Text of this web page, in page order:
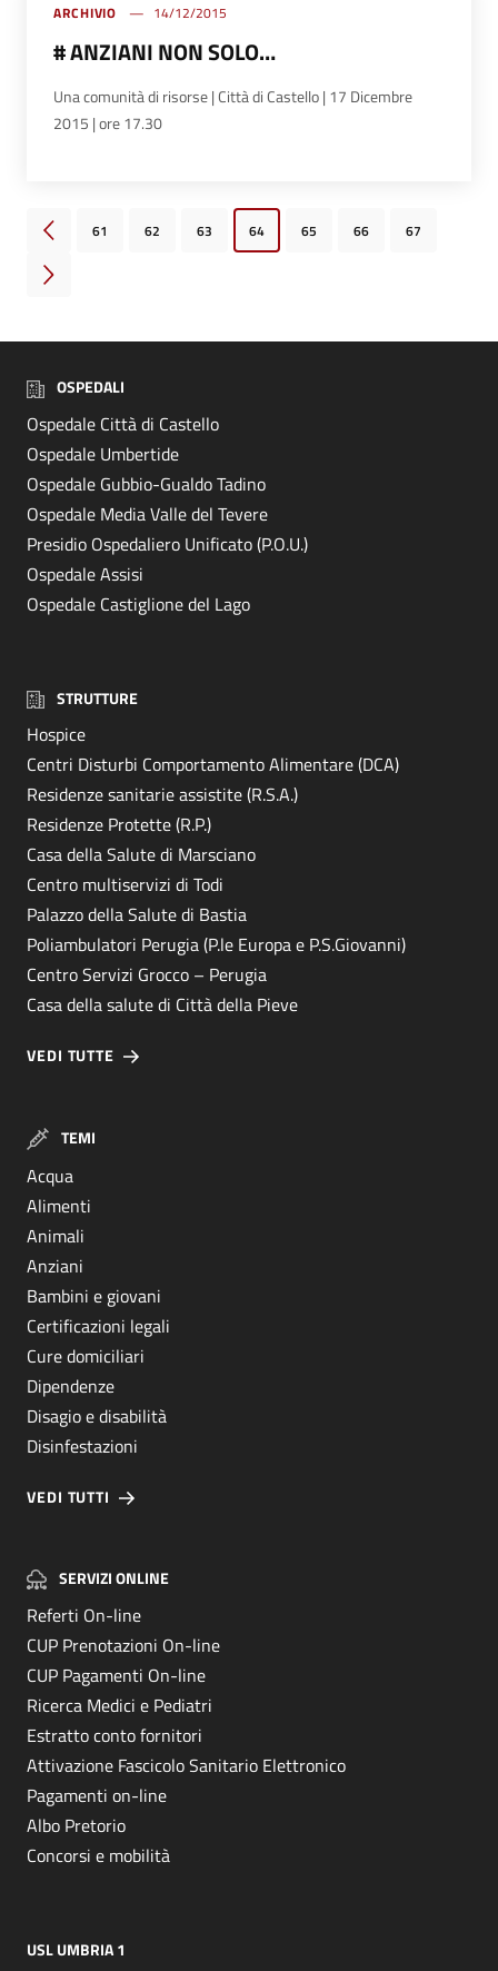
ARCHIVIO 14/12/2015
# ANZIANI NON SOLO…
Una comunità di risorse | Città di Castello | 17 Dicembre
2015 | ore 17.30
Pagina precedente
61 62 63 64 65 66 67
Pagina successiva
OSPEDALI
Ospedale Città di Castello
Ospedale Umbertide
Ospedale Gubbio-Gualdo Tadino
Ospedale Media Valle del Tevere
Presidio Ospedaliero Unificato (P.O.U.)
Ospedale Assisi
Ospedale Castiglione del Lago
STRUTTURE
Hospice
Centri Disturbi Comportamento Alimentare (DCA)
Residenze sanitarie assistite (R.S.A.)
Residenze Protette (R.P.)
Casa della Salute di Marsciano
Centro multiservizi di Todi
Palazzo della Salute di Bastia
Poliambulatori Perugia (P.le Europa e P.S.Giovanni)
Centro Servizi Grocco – Perugia
Casa della salute di Città della Pieve
VEDI TUTTE
TEMI
Acqua
Alimenti
Animali
Anziani
Bambini e giovani
Certificazioni legali
Cure domiciliari
Dipendenze
Disagio e disabilità
Disinfestazioni
VEDI TUTTI
SERVIZI ONLINE
Referti On-line
CUP Prenotazioni On-line
CUP Pagamenti On-line
Ricerca Medici e Pediatri
Estratto conto fornitori
Attivazione Fascicolo Sanitario Elettronico
Pagamenti on-line
Albo Pretorio
Concorsi e mobilità
USL UMBRIA 1